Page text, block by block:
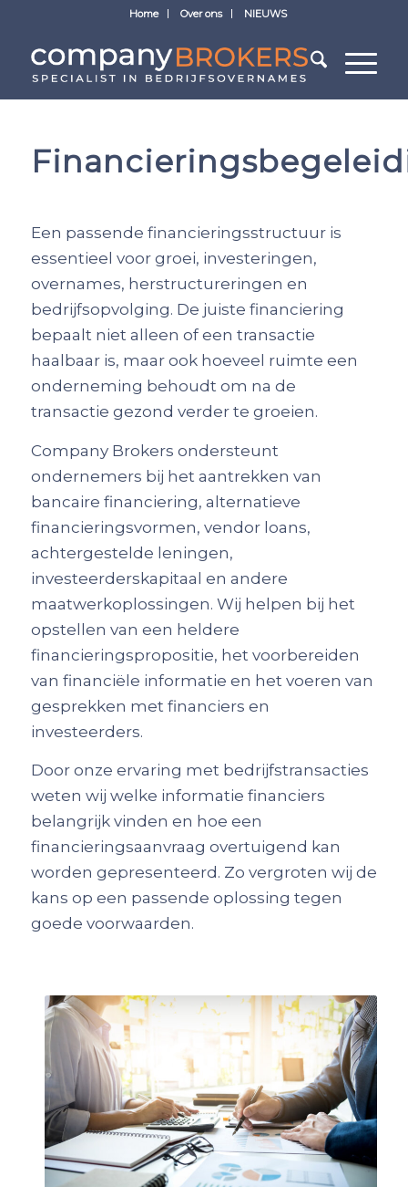
Home Over ons NIEUWS
Een passende financieringsstructuur is
essentieel voor groei, investeringen,
overnames, herstructureringen en
bedrijfsopvolging. De juiste financiering
bepaalt niet alleen of een transactie
haalbaar is, maar ook hoeveel ruimte een
onderneming behoudt om na de
transactie gezond verder te groeien.
Company Brokers ondersteunt
ondernemers bij het aantrekken van
bancaire financiering, alternatieve
financieringsvormen, vendor loans,
achtergestelde leningen,
investeerderskapitaal en andere
maatwerkoplossingen. Wij helpen bij het
opstellen van een heldere
financieringspropositie, het voorbereiden
van financiële informatie en het voeren van
gesprekken met financiers en
investeerders.
Door onze ervaring met bedrijfstransacties
weten wij welke informatie financiers
belangrijk vinden en hoe een
financieringsaanvraag overtuigend kan
worden gepresenteerd. Zo vergroten wij de
kans op een passende oplossing tegen
goede voorwaarden.